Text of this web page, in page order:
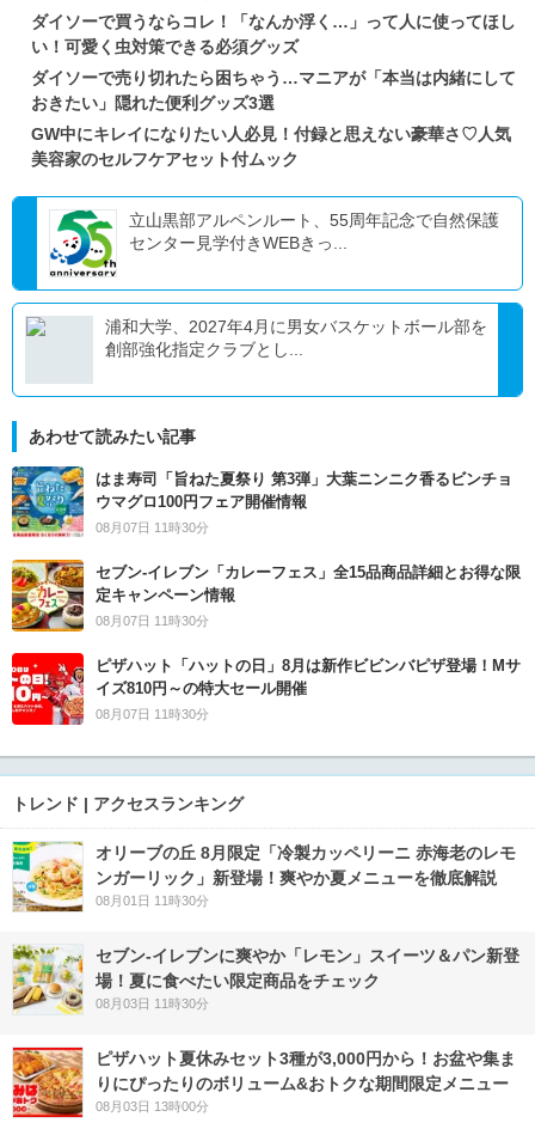
ダイソーで買うならコレ！「なんか浮く…」って人に使ってほし
い！可愛く虫対策できる必須グッズ
ダイソーで売り切れたら困ちゃう…マニアが「本当は内緒にして
おきたい」隠れた便利グッズ3選
GW中にキレイになりたい人必見！付録と思えない豪華さ♡人気
美容家のセルフケアセット付ムック
立山黒部アルペンルート、55周年記念で自然保護
センター見学付きWEBきっ...
浦和大学、2027年4月に男女バスケットボール部を
創部強化指定クラブとし...
あわせて読みたい記事
はま寿司「旨ねた夏祭り 第3弾」大葉ニンニク香るビンチョ
ウマグロ100円フェア開催情報
08月07日 11時30分
セブン‐イレブン「カレーフェス」全15品商品詳細とお得な限
定キャンペーン情報
08月07日 11時30分
ピザハット「ハットの日」8月は新作ビビンバピザ登場！Mサ
イズ810円～の特大セール開催
08月07日 11時30分
トレンド | アクセスランキング
オリーブの丘 8月限定「冷製カッペリーニ 赤海老のレモ
ンガーリック」新登場！爽やか夏メニューを徹底解説
08月01日 11時30分
セブン‐イレブンに爽やか「レモン」スイーツ＆パン新登
場！夏に食べたい限定商品をチェック
08月03日 11時30分
ピザハット夏休みセット3種が3,000円から！お盆や集ま
りにぴったりのボリューム&おトクな期間限定メニュー
08月03日 13時00分